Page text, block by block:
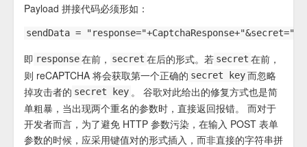
Payload 拼接代码必须形如：
即 response 在前， secret 在后的形式。若 secret 在前，
则 reCAPTCHA 将会获取第一个正确的 secret key 而忽略
掉攻击者的 secret key 。 谷歌对此给出的修复方式也是简
单粗暴，当出现两个重名的参数时，直接返回报错。 而对于
开发者而言，为了避免 HTTP 参数污染，在输入 POST 表单
参数的时候，应采用键值对的形式插入，而非直接的字符串拼